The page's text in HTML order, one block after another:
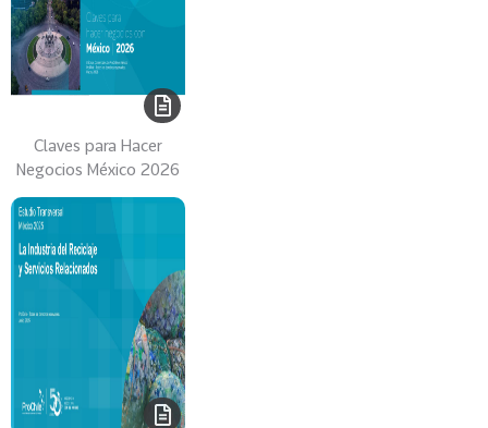
0
2
4
3
2
0
2
Sectores
Claves para Hacer
Negocios México 2026